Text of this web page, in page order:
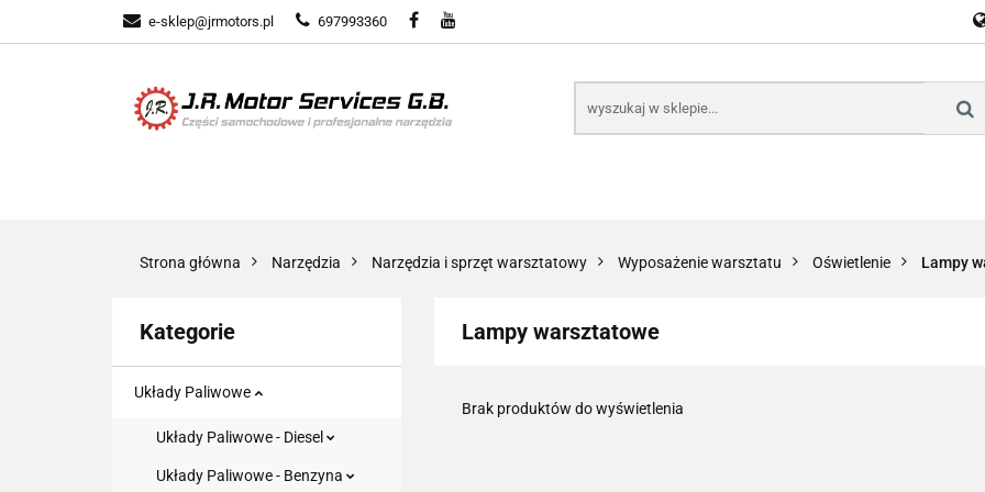
e-sklep@jrmotors.pl 697993360
UKŁADY PALIWOWE
KOMPONENTY ELEKTRONICZNE B2B
Strona główna Narzędzia Narzędzia i sprzęt warsztatowy Wyposażenie warsztatu Oświetlenie Lampy
Kategorie
Układy Paliwowe
Układy Paliwowe - Diesel
Układy Paliwowe - Benzyna
Lampy warsztatowe
Brak produktów do wyświetlenia